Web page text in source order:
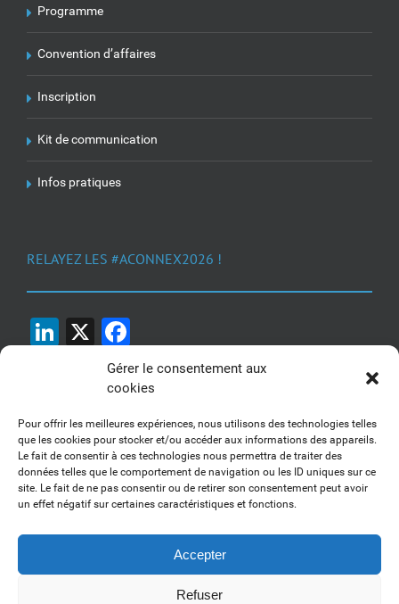
Gérer le consentement aux
cookies
Pour offrir les meilleures expériences, nous utilisons des technologies telles
que les cookies pour stocker et/ou accéder aux informations des appareils.
Le fait de consentir à ces technologies nous permettra de traiter des
données telles que le comportement de navigation ou les ID uniques sur ce
site. Le fait de ne pas consentir ou de retirer son consentement peut avoir
un effet négatif sur certaines caractéristiques et fonctions.
Accepter
Refuser
Programme
Convention d’affaires
Inscription
Kit de communication
Infos pratiques
RELAYEZ LES #ACONNEX2026 !
LinkedIn
X
1, 2, 3... Buzzez !
Découvrez nos kits communication